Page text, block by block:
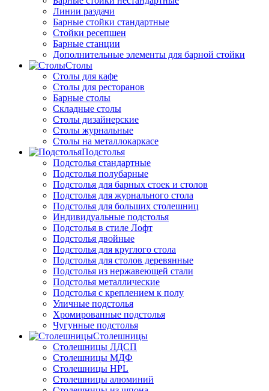
Линии раздачи
Барные стойки стандартные
Стойки ресепшен
Барные станции
Дополнительные элементы для барной стойки
Столы
Столы для кафе
Столы для ресторанов
Барные столы
Складные столы
Столы дизайнерские
Столы журнальные
Столы на металлокаркасе
Подстолья
Подстолья стандартные
Подстолья полубарные
Подстолья для барных стоек и столов
Подстолья для журнального стола
Подстолья для больших столешниц
Индивидуальные подстолья
Подстолья в стиле Лофт
Подстолья двойные
Подстолья для круглого стола
Подстолья для столов деревянные
Подстолья из нержавеющей стали
Подстолья металлические
Подстолья с креплением к полу
Уличные подстолья
Хромированные подстолья
Чугунные подстолья
Столешницы
Столешницы ЛДСП
Столешницы МДФ
Столешницы HPL
Столешницы алюминий